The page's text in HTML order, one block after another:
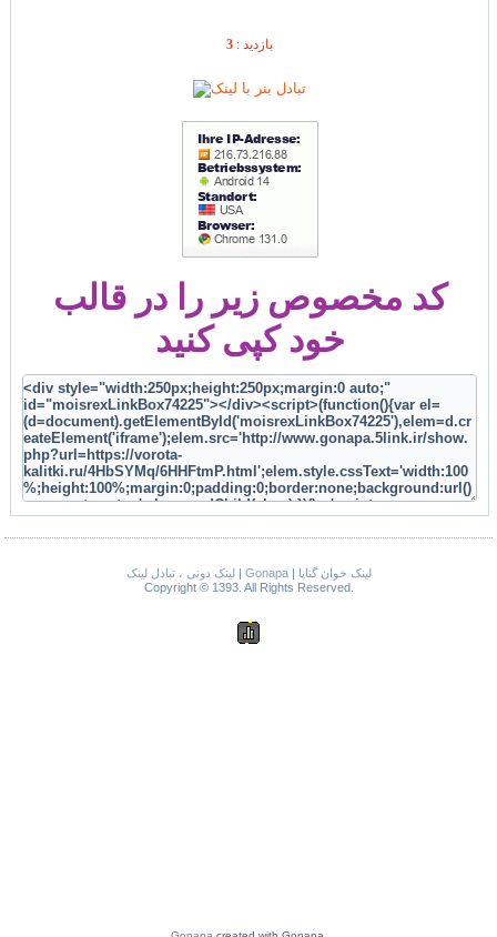
بازديد : 3
کد مخصوص زیر را در قالب
خود کپی کنید
لینک دونی ، تبادل لینک| Gonapa|
لینک خوان گناپا
Copyright © 1393. All Rights Reserved.